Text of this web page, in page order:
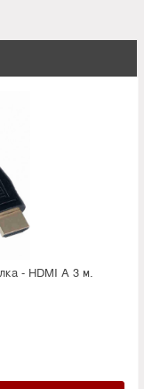
- HDMI A 3 м.